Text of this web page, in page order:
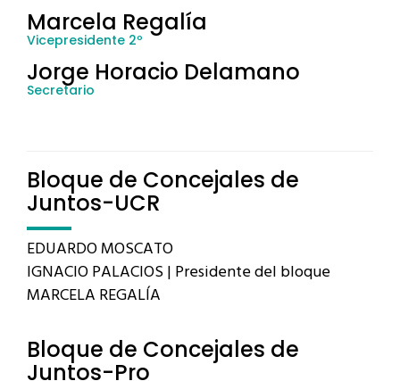
Marcela Regalía
Vicepresidente 2º
Jorge Horacio Delamano
Secretario
Bloque de Concejales de
Juntos-UCR
EDUARDO MOSCATO
IGNACIO PALACIOS | Presidente del bloque
MARCELA REGALÍA
Bloque de Concejales de
Juntos-Pro